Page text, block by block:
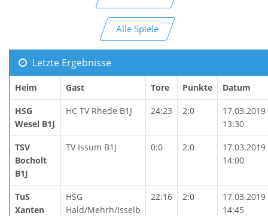
Alle Spiele
Letzte Ergebnisse
Heim Gast Tore Punkte Datum
HSG
Wesel B1J
HC TV Rhede B1J 24:23 2:0
17.03.2019
13:30
TSV
Bocholt
B1J
TV Issum B1J 0:0 2:0
17.03.2019
14:00
TuS
Xanten
HSG
Hald/Mehrh/Isselb
22:16 2:0
17.03.2019
14:45